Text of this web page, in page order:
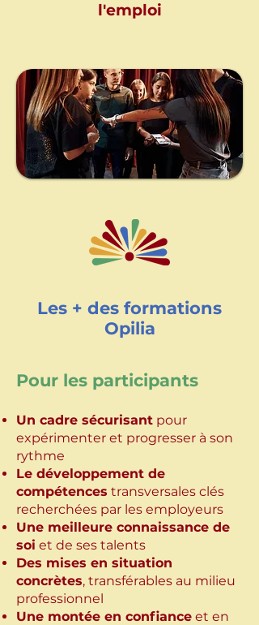
l'emploi
Les + des formations
Opilia
Pour les participants​​​​​
Un cadre sécurisant pour
expérimenter et progresser à son
rythme
Le développement de
compétences transversales clés
recherchées par les employeurs
Une meilleure connaissance de
soi et de ses talents
Des mises en situation
concrètes, transférables au milieu
professionnel
Une montée en confiance et en